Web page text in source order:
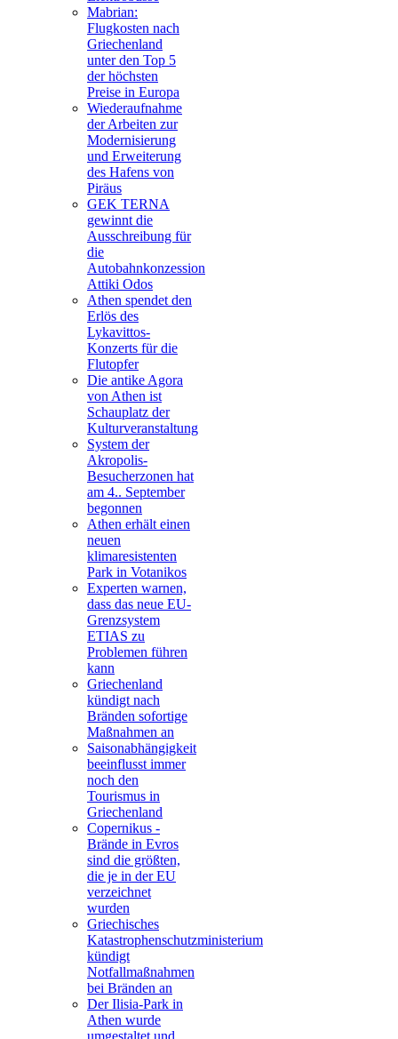
Mabrian:
Flugkosten nach
Griechenland
unter den Top 5
der höchsten
Preise in Europa
Wiederaufnahme
der Arbeiten zur
Modernisierung
und Erweiterung
des Hafens von
Piräus
GEK TERNA
gewinnt die
Ausschreibung für
die
Autobahnkonzession
Attiki Odos
Athen spendet den
Erlös des
Lykavittos-
Konzerts für die
Flutopfer
Die antike Agora
von Athen ist
Schauplatz der
Kulturveranstaltung
System der
Akropolis-
Besucherzonen hat
am 4.. September
begonnen
Athen erhält einen
neuen
klimaresistenten
Park in Votanikos
Experten warnen,
dass das neue EU-
Grenzsystem
ETIAS zu
Problemen führen
kann
Griechenland
kündigt nach
Bränden sofortige
Maßnahmen an
Saisonabhängigkeit
beeinflusst immer
noch den
Tourismus in
Griechenland
Copernikus -
Brände in Evros
sind die größten,
die je in der EU
verzeichnet
wurden
Griechisches
Katastrophenschutzministerium
kündigt
Notfallmaßnahmen
bei Bränden an
Der Ilisia-Park in
Athen wurde
umgestaltet und